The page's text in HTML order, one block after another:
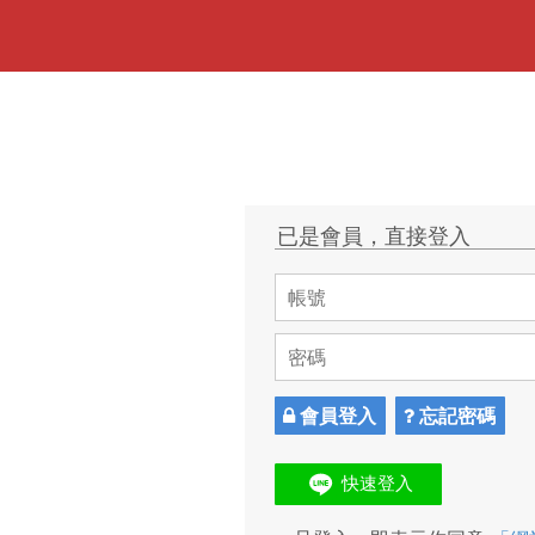
已是會員，直接登入
會員登入 忘記密碼